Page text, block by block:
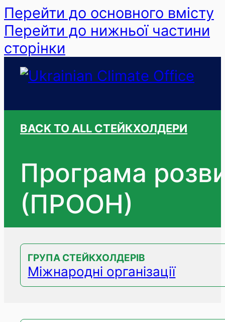
Перейти до основного вмісту
Перейти до нижньої частини
сторінки
BACK TO ALL СТЕЙКХОЛДЕРИ
Програма
(ПРООН)
ГРУПА СТЕЙКХОЛДЕРІВ
Міжнародні організації